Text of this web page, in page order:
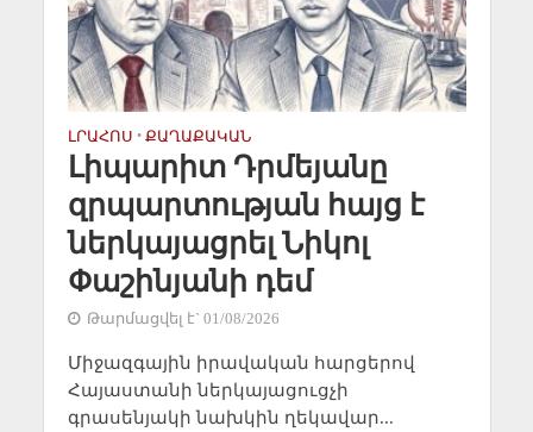
ԼՐԱՀՈՍ • ՔԱՂԱՔԱԿԱՆ
Լիպարիտ Դրմեյանը
զրպարտության հայց է
ներկայացրել Նիկոլ
Փաշինյանի դեմ
Թարմացվել է` 01/08/2026
Միջազգային իրավական հարցերով
Հայաստանի ներկայացուցչի
գրասենյակի նախկին ղեկավար...